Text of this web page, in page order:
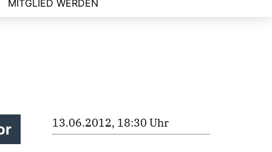
MITGLIED WERDEN
13.06.2012, 18:30 Uhr